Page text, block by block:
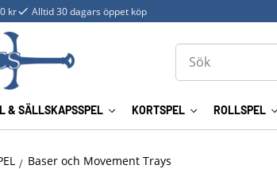
kr Alltid 30 dagars öppet köp
& SÄLLSKAPSSPEL KORTSPEL ROLLSPEL
Baser och Movement Trays